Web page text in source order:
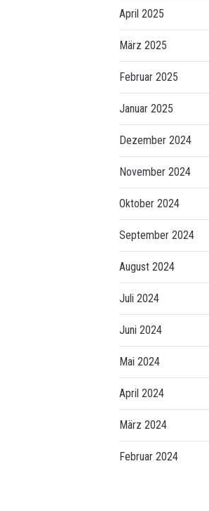
April 2025
März 2025
Februar 2025
Januar 2025
Dezember 2024
November 2024
Oktober 2024
September 2024
August 2024
Juli 2024
Juni 2024
Mai 2024
April 2024
März 2024
Februar 2024